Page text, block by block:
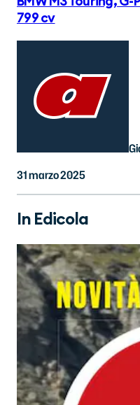
799 cv
31 marzo 2025
In Edicola